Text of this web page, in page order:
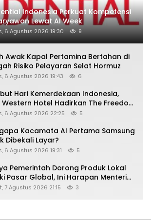
Indonesia Perkuat Kompetensi
Lewat AI Week
6 Agustus 2026 19:30 9
Awak Kapal Pertamina Bertahan di
Risiko Pelayaran Selat Hormuz
6 Agustus 2026 19:43 6
Hari Kemerdekaan Indonesia,
Western Hotel Hadirkan The Freedom
Hingga 45%
6 Agustus 2026 22:25 5
Kacamata AI Pertama Samsung
Dibekali Layar?
6 Agustus 2026 19:31 5
Pemerintah Dorong Produk Lokal
Pasar Global, Ini Harapan Menteri
RI Lewat ILT dan IGT Expo
7 Agustus 2026 21:15 3